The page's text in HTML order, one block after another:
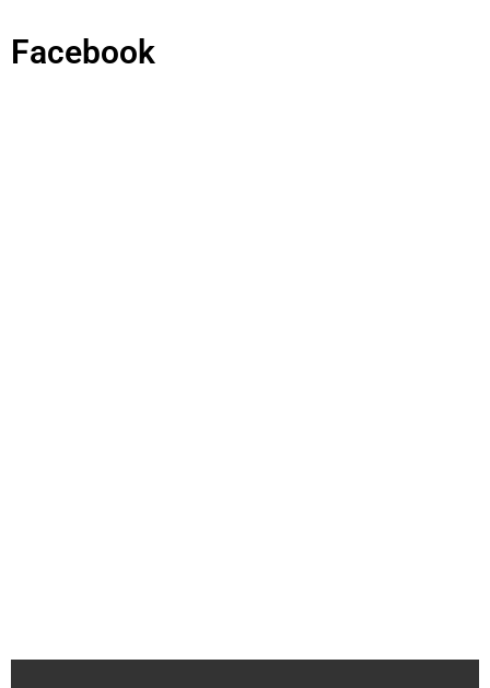
Facebook